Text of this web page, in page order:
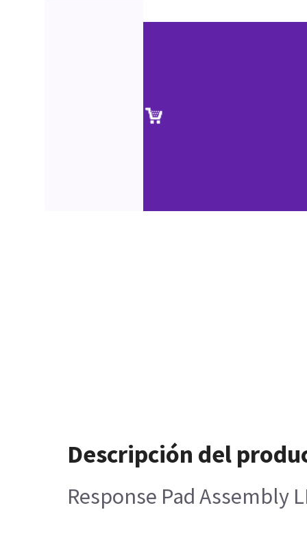
Descripción del
Response Pad Assembly